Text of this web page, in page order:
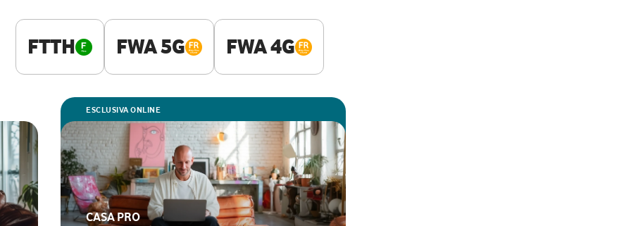
FTTH FWA 5G FWA 4G
ESCLUSIVA ONLINE
CASA PRO